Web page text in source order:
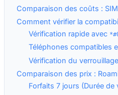
Comparaison des coûts :
Comment vérifier la
Vérification rapide avec
Téléphones compatibles
Vérification du
Comparaison des prix :
Forfaits 7 jours (Durée